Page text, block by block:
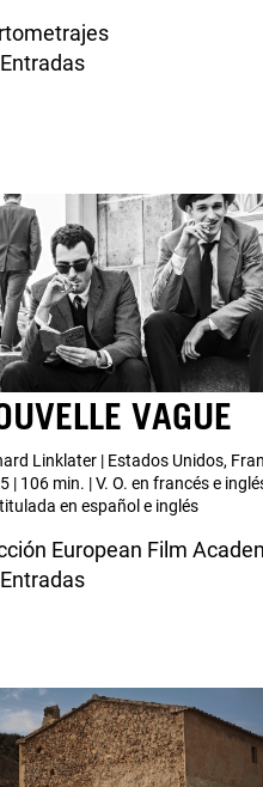
VAGUE
Linklater | Estados Unidos,
| 106 min. | V. O. en francés e
en español e inglés
European Film